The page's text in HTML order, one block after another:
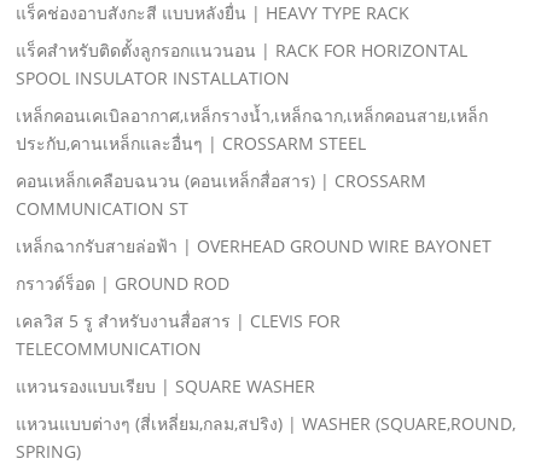
แร็คช่องอาบสังกะสี แบบหลังยื่น | HEAVY TYPE RACK
แร็คสําหรับติดตั้งลูกรอกแนวนอน | RACK FOR HORIZONTAL
SPOOL INSULATOR INSTALLATION
เหล็กคอนเคเบิลอากาศ,เหล็กรางนํ้า,เหล็กฉาก,เหล็กคอนสาย,เหล็ก
ประกับ,คานเหล็กและอื่นๆ | CROSSARM STEEL
คอนเหล็กเคลือบฉนวน (คอนเหล็กสื่อสาร) | CROSSARM
COMMUNICATION ST
เหล็กฉากรับสายล่อฟ้า | OVERHEAD GROUND WIRE BAYONET
กราวด์ร็อด | GROUND ROD
เคลวิส 5 รู สําหรับงานสื่อสาร | CLEVIS FOR
TELECOMMUNICATION
แหวนรองแบบเรียบ | SQUARE WASHER
แหวนแบบต่างๆ (สี่เหลี่ยม,กลม,สปริง) | WASHER (SQUARE,ROUND,
SPRING)